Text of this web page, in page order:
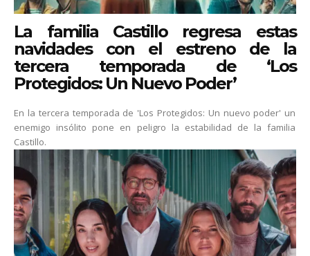
La familia Castillo regresa estas
navidades con el estreno de la
tercera temporada de ‘Los
Protegidos: Un Nuevo Poder’
En la tercera temporada de 'Los Protegidos: Un nuevo poder' un
enemigo insólito pone en peligro la estabilidad de la familia
Castillo.